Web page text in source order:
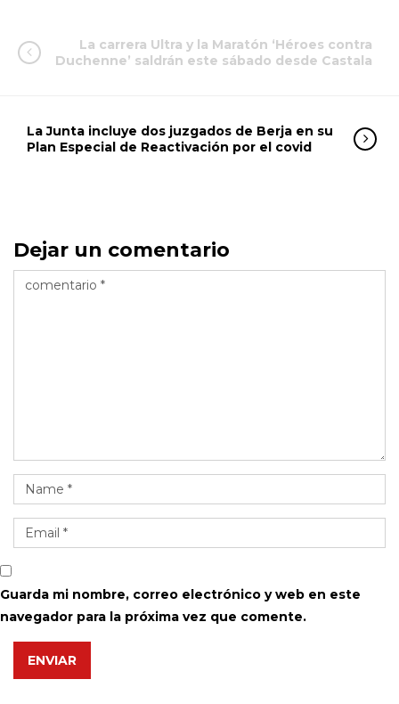
La carrera Ultra y la Maratón ‘Héroes contra
Duchenne’ saldrán este sábado desde Castala
La Junta incluye dos juzgados de Berja en su
Plan Especial de Reactivación por el covid
Dejar un comentario
Guarda mi nombre, correo electrónico y web en este
navegador para la próxima vez que comente.
ENVIAR